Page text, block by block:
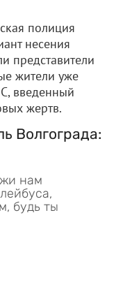
полиция
несения
представители
жители уже
введенный
жертв.
Волгограда:
нам
будь ты